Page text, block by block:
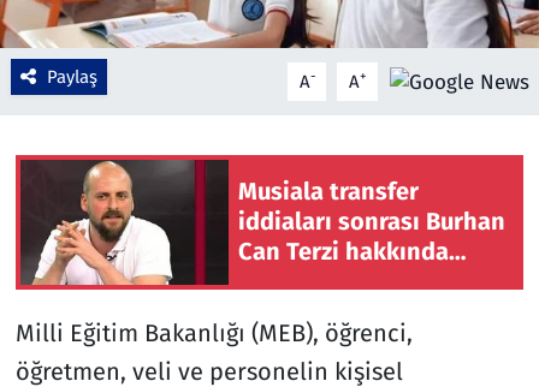
Paylaş A- A+
Musiala transfer
iddiaları sonrası Burhan
Can Terzi hakkında
Milli Eğitim Bakanlığı (MEB), öğrenci,
öğretmen, veli ve personelin kişisel